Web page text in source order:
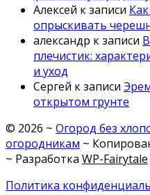
Алексей к записи
опрыскивать
александр к записи
плечистик:
и уход
Сергей к записи
открытом грунте
© 2026 ~ Огород без
огородникам ~
~ Разработка WP-Fairytale
Политика